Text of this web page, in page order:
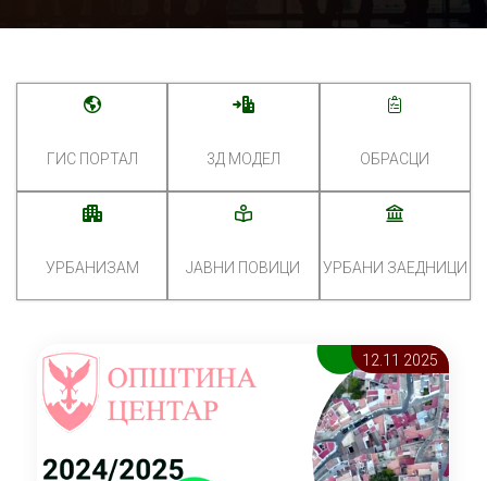
ГИС ПОРТАЛ 3Д МОДЕЛ ОБРАСЦИ
УРБАНИЗАМ ЈАВНИ ПОВИЦИ УРБАНИ ЗАЕДНИЦИ
12.11 2025